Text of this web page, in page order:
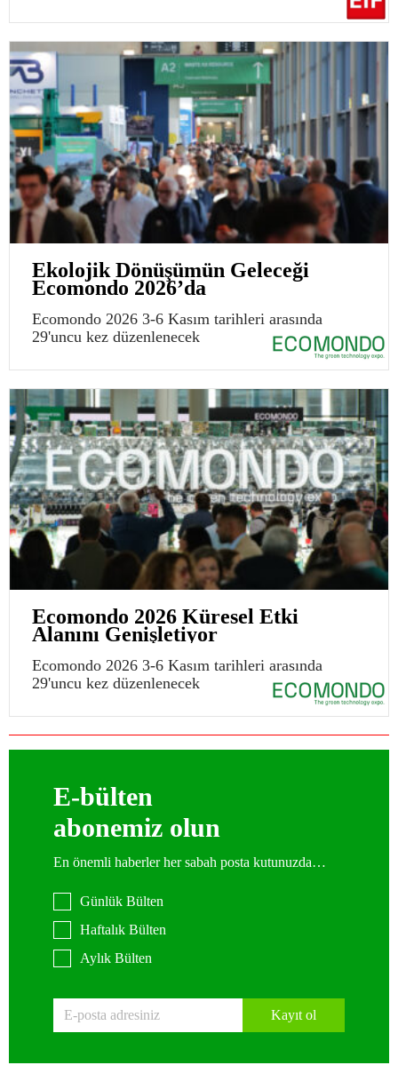
Ekolojik Dönüşümün Geleceği
Ecomondo 2026’da
Ecomondo 2026 3-6 Kasım tarihleri arasında
29'uncu kez düzenlenecek
Ecomondo 2026 Küresel Etki
Alanını Genişletiyor
Ecomondo 2026 3-6 Kasım tarihleri arasında
29'uncu kez düzenlenecek
E-bülten
abonemiz olun
En önemli haberler her sabah posta kutunuzda…
Günlük Bülten
Haftalık Bülten
Aylık Bülten
Kayıt ol